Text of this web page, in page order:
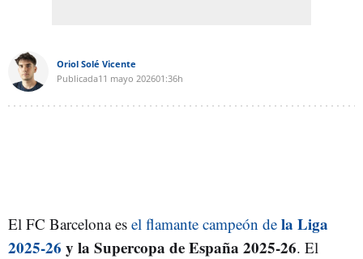
Oriol Solé Vicente
Publicada11 mayo 202601:36h
El FC Barcelona es el flamante campeón de la Liga
2025-26 y la Supercopa de España 2025-26. El